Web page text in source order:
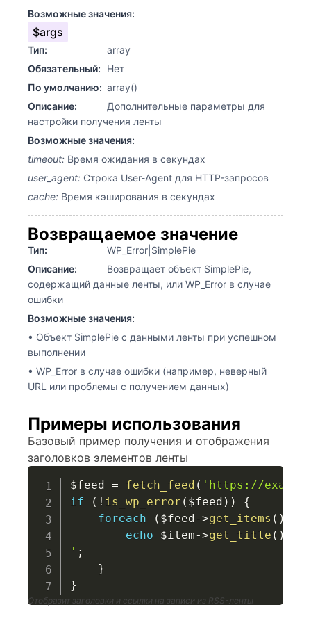
Возможные значения:
$args
Тип:
array
Обязательный:
Нет
По умолчанию: array()
Описание:
Дополнительные параметры для
настройки получения ленты
Возможные значения:
timeout: Время ожидания в секундах
user_agent: Строка User-Agent для HTTP-запросов
cache: Время кэширования в секундах
Возвращаемое значение
Тип:
WP_Error|SimplePie
Описание:
Возвращает объект SimplePie,
содержащий данные ленты, или WP_Error в случае
ошибки
Возможные значения:
• Объект SimplePie с данными ленты при успешном
выполнении
• WP_Error в случае ошибки (например, неверный
URL или проблемы с получением данных)
Примеры использования
Базовый пример получения и отображения
заголовков элементов ленты
$feed = fetch_feed ( 'https://
if
( ! is_wp_error ( $feed ) )
{
foreach
( $feed->get_items ( )
echo
$item->get_title ( )
' ;
}
}
Отобразит заголовки и ссылки на записи из RSS-ленты